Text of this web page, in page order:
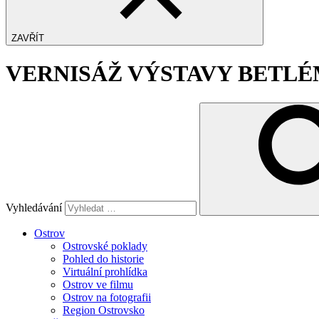
ZAVŘÍT
VERNISÁŽ VÝSTAVY
Vyhledávání
Ostrov
Ostrovské poklady
Pohled do historie
Virtuální prohlídka
Ostrov ve filmu
Ostrov na fotografii
Region Ostrovsko